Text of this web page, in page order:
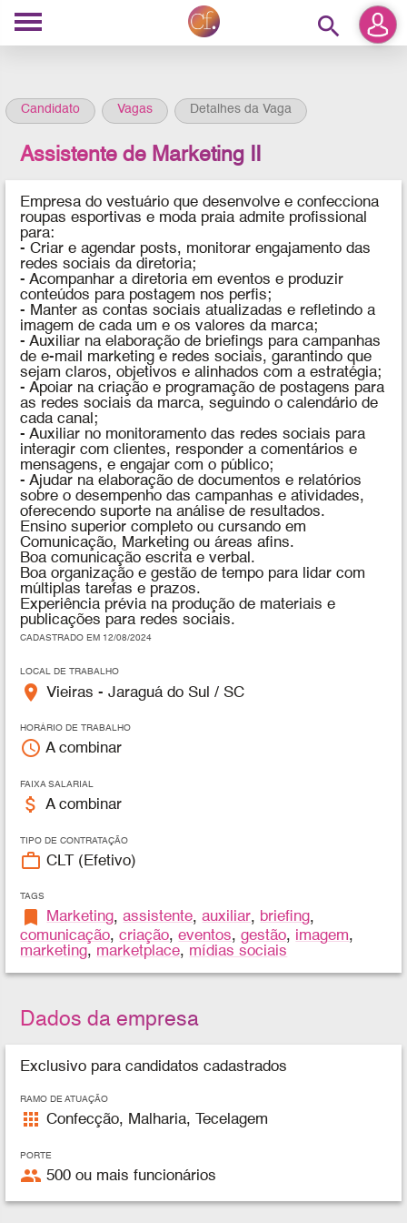
search
Candidato Vagas Detalhes da Vaga
Assistente de Marketing II
Empresa do vestuário que desenvolve e confecciona
roupas esportivas e moda praia admite profissional
para:
-Criar e agendar posts, monitorar engajamento das
redes sociais da diretoria;
- Acompanhar a diretoria em eventos e produzir
conteúdos para postagem nos perfis;
- Manter as contas sociais atualizadas e refletindo a
imagem de cada um e os valores da marca;
- Auxiliar na elaboração de briefings para campanhas
de e-mail marketing e redes sociais, garantindo que
sejam claros, objetivos e alinhados com a estratégia;
- Apoiar na criação e programação de postagens para
as redes sociais da marca, seguindo o calendário de
cada canal;
- Auxiliar no monitoramento das redes sociais para
interagir com clientes, responder a comentários e
mensagens, e engajar com o público;
- Ajudar na elaboração de documentos e relatórios
sobre o desempenho das campanhas e atividades,
oferecendo suporte na análise de resultados.
Ensino superior completo ou cursando em
Comunicação, Marketing ou áreas afins.
Boa comunicação escrita e verbal.
Boa organização e gestão de tempo para lidar com
múltiplas tarefas e prazos.
Experiência prévia na produção de materiais e
publicações para redes sociais.
CADASTRADO EM 12/08/2024
LOCAL DE TRABALHO
place Vieiras - Jaraguá do Sul / SC
HORÁRIO DE TRABALHO
access_time A combinar
FAIXA SALARIAL
attach_money A combinar
TIPO DE CONTRATAÇÃO
work_outline CLT (Efetivo)
TAGS
bookmark Marketing,assistente,auxiliar, briefing,
comunicação,criação,eventos,gestão, imagem,
marketing, marketplace, mídias sociais
Dados da empresa
Exclusivo para candidatos cadastrados
RAMO DE ATUAÇÃO
apps Confecção, Malharia, Tecelagem
PORTE
people 500 ou mais funcionários